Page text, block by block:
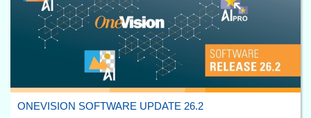
ONEVISION SOFTWARE UPDATE 26.2